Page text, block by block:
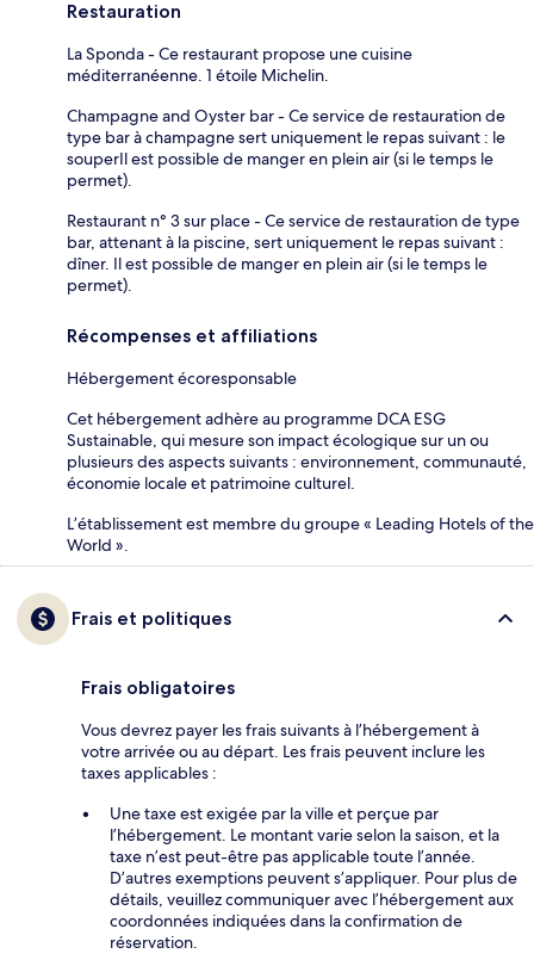
Restauration
La Sponda - Ce restaurant propose une cuisine
méditerranéenne. 1 étoile Michelin.
Champagne and Oyster bar - Ce service de restauration de
type bar à champagne sert uniquement le repas suivant : le
souperIl est possible de manger en plein air (si le temps le
permet).
Restaurant n° 3 sur place - Ce service de restauration de type
bar, attenant à la piscine, sert uniquement le repas suivant :
dîner. Il est possible de manger en plein air (si le temps le
permet).
Récompenses et affiliations
Hébergement écoresponsable
Cet hébergement adhère au programme DCA ESG
Sustainable, qui mesure son impact écologique sur un ou
plusieurs des aspects suivants : environnement, communauté,
économie locale et patrimoine culturel.
L’établissement est membre du groupe « Leading Hotels of the
World ».
Frais et politiques
Frais obligatoires
Vous devrez payer les frais suivants à l’hébergement à
votre arrivée ou au départ. Les frais peuvent inclure les
taxes applicables :
Une taxe est exigée par la ville et perçue par
l’hébergement. Le montant varie selon la saison, et la
taxe n’est peut-être pas applicable toute l’année.
D’autres exemptions peuvent s’appliquer. Pour plus de
détails, veuillez communiquer avec l’hébergement aux
coordonnées indiquées dans la confirmation de
réservation.